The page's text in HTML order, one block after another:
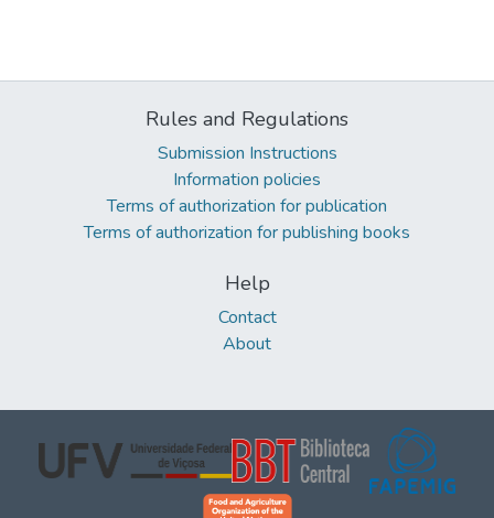
Rules and Regulations
Submission Instructions
Information policies
Terms of authorization for publication
Terms of authorization for publishing books
Help
Contact
About